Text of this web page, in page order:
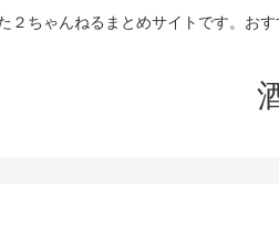
２ちゃんねるまとめサイトです。お